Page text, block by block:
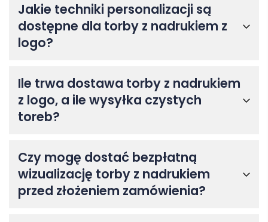
Jakie techniki personalizacji są
dostępne dla torby z nadrukiem z
logo?
Ile trwa dostawa torby z nadrukiem
z logo, a ile wysyłka czystych
toreb?
Czy mogę dostać bezpłatną
wizualizację torby z nadrukiem
przed złożeniem zamówienia?